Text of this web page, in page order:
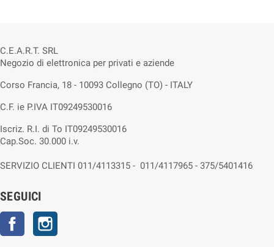
C.E.A.R.T. SRL
Negozio di elettronica per privati e aziende
Corso Francia, 18 - 10093 Collegno (TO) - ITALY
C.F. ie P.IVA IT09249530016
Iscriz. R.I. di To IT09249530016
Cap.Soc. 30.000 i.v.
SERVIZIO CLIENTI 011/4113315 - 011/4117965 - 375/5401416
SEGUICI
Facebook